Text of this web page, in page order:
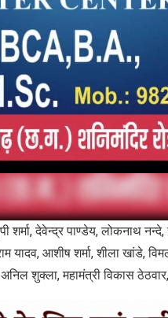
शर्मा, देवेन्द्र पाण्डेय, लोकनाथ
यादव, आशीष शर्मा, शीला खांडे,
अनिल शुक्ला, महामंत्री विकास